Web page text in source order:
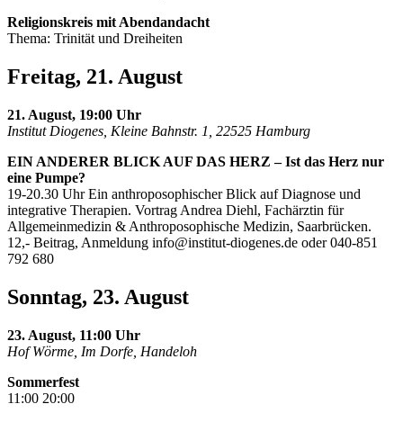
Religionskreis mit Abendandacht
Thema: Trinität und Dreiheiten
Freitag, 21. August
21. August, 19:00 Uhr
Institut Diogenes, Kleine Bahnstr. 1, 22525 Hamburg
EIN ANDERER BLICK AUF DAS HERZ – Ist das Herz nur
eine Pumpe?
19-20.30 Uhr Ein anthroposophischer Blick auf Diagnose und
integrative Therapien. Vortrag Andrea Diehl, Fachärztin für
Allgemeinmedizin & Anthroposophische Medizin, Saarbrücken.
12,- Beitrag, Anmeldung info@institut-diogenes.de oder 040-851
792 680
Sonntag, 23. August
23. August, 11:00 Uhr
Hof Wörme, Im Dorfe, Handeloh
Sommerfest
11:00 20:00